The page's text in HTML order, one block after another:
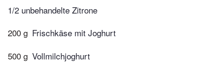
1/2 unbehandelte Zitrone
200 g Frischkäse mit Joghurt
500 g Vollmilchjoghurt